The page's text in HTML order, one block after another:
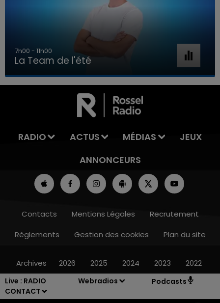
Live : RADIO
CONTACT
Webradios Podcasts
LA TEAM DE L'ÉTÉ
7h00 - 11h00
La Team de l'été
RADIO ACTUS MÉDIAS
JEUX
ANNONCEURS
Contacts Mentions Légales
Recrutement
Règlements
Gestion des cookies Plan du site
Archives 2026 2025 2024 2023 2022